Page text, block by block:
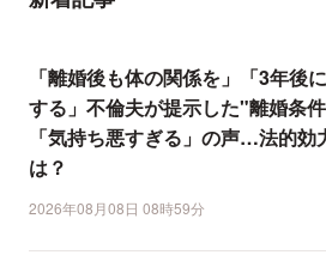
「離婚後も体の関係を」「3年後
する」不倫夫が提示した"離婚条
「気持ち悪すぎる」の声…法的効
は？
2026年08月08日 08時59分